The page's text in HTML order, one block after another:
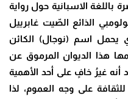
باللغة الاسبانية حول رواية
الذائع الصّيت غابرييل
يحمل اسم (نوجال) الكائن
هذا الديوان المرموق عن
أنه غيرُ خافٍ على أحد الأهمية
على وجه العموم، لذا